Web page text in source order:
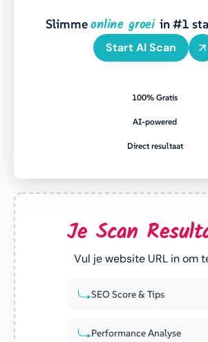
Slimmeonline groei in #1
Start AI Scan
100% Gratis
AI-powered
Direct resultaat
Je Scan
Vul je website URL in om
SEO Score & Tips
Performance Analyse